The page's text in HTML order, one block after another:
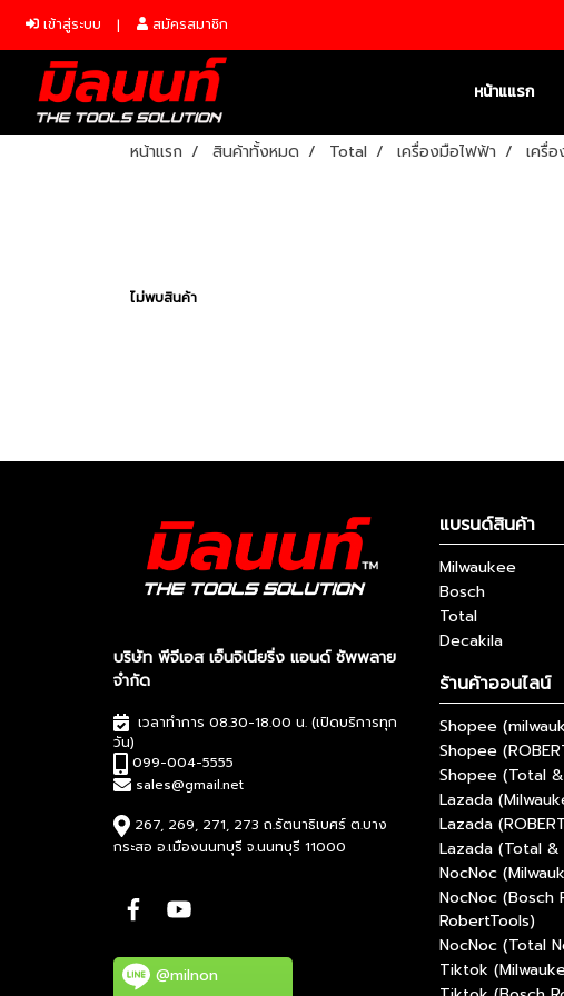
เข้าสู่ระบบ สมัครสมาชิก
หน้าแแรก
หน้าแรก สินค้าทั้งหมด Total เครื่องมือไฟฟ้า เครื่
ไม่พบสินค้า
บริษัท พีจีเอส เอ็นจิเนียริ่ง แอนด์ ซัพพลาย
จำกัด
เวลาทำการ 08.30-18.00 น. (เปิดบริการทุก
วัน)
099-004-5555
sales@gmail.net
267, 269, 271, 273 ถ.รัตนาธิเบศร์ ต.บาง
กระสอ อ.เมืองนนทบุรี จ.นนทบุรี 11000
@milnon
แบรนด์สินค้า
Milwaukee
Bosch
Total
Decakila
ร้านค้าออนไลน์
Shopee
Shopee
Shopee (Total
Lazada
Lazada
Lazada (Total &
NocNoc
NocNoc (Bosch
RobertTools)
NocNoc (Total
Tiktok